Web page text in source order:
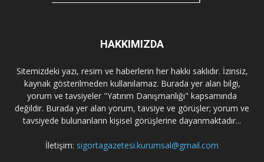
HAKKIMIZDA
Sitemizdeki yazı, resim ve haberlerin her hakkı saklıdır. İzinsiz,
kaynak gösterilmeden kullanılamaz. Burada yer alan bilgi,
yorum ve tavsiyeler "Yatırım Danışmanlığı" kapsamında
değildir. Burada yer alan yorum, tavsiye ve görüşler; yorum ve
tavsiyede bulunanların kişisel görüşlerine dayanmaktadır...
İletişim: sigortagazetesi.kurumsal@gmail.com